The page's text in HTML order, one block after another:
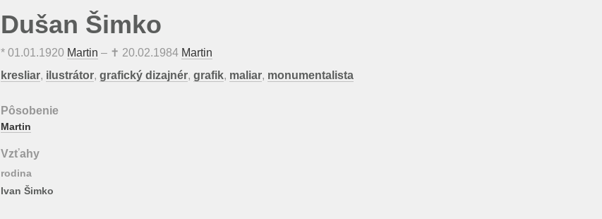
Dušan Šimko
* 01.01.1920 Martin – ✝ 20.02.1984 Martin
kresliar, ilustrátor, grafický dizajnér, grafik, maliar, monumentalista
Pôsobenie
Martin
Vzťahy
rodina
Ivan Šimko